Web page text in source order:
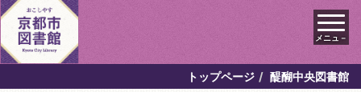
メニュ－
トップページ 醍醐中央図書館